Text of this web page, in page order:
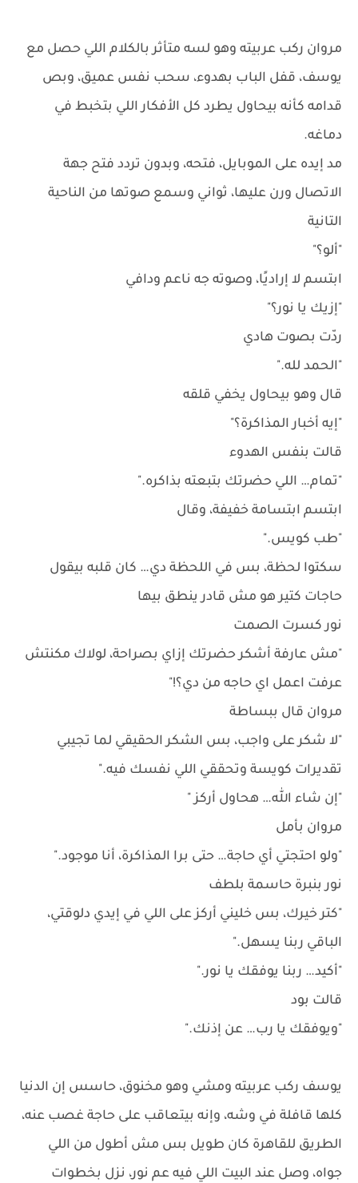
مروان ركب عربيته وهو لسه متأثر بالكلام اللي حصل مع
يوسف، قفل الباب بهدوء، سحب نفس عميق، وبص
قدامه كأنه بيحاول يطرد كل الأفكار اللي بتخبط في
دماغه.
مد إيده على الموبايل، فتحه، وبدون تردد فتح جهة
الاتصال ورن عليها، ثواني وسمع صوتها من الناحية
التانية
"ألو؟"
ابتسم لا إراديًا، وصوته جه ناعم ودافي
"إزيك يا نور؟"
ردّت بصوت هادي
"الحمد لله."
قال وهو بيحاول يخفي قلقه
"إيه أخبار المذاكرة؟"
قالت بنفس الهدوء
"تمام… اللي حضرتك بتبعته بذاكره."
ابتسم ابتسامة خفيفة، وقال
"طب كويس."
سكتوا لحظة، بس في اللحظة دي… كان قلبه بيقول
حاجات كتير هو مش قادر ينطق بيها
نور كسرت الصمت
"مش عارفة أشكر حضرتك إزاي بصراحة، لولاك مكنتش
عرفت اعمل اي حاجه من دي؟!"
مروان قال ببساطة
"لا شكر على واجب، بس الشكر الحقيقي لما تجيبي
تقديرات كويسة وتحققي اللي نفسك فيه."
"إن شاء الله… هحاول أركز "
مروان بأمل
"ولو احتجتي أي حاجة… حتى برا المذاكرة، أنا موجود."
نور بنبرة حاسمة بلطف
"كتر خيرك، بس خليني أركز على اللي في إيدي دلوقتي،
الباقي ربنا يسهل."
"أكيد… ربنا يوفقك يا نور."
قالت بود
"ويوفقك يا رب… عن إذنك."
يوسف ركب عربيته ومشي وهو مخنوق، حاسس إن الدنيا
كلها قافلة في وشه، وإنه بيتعاقب على حاجة غصب عنه،
الطريق للقاهرة كان طويل بس مش أطول من اللي
جواه، وصل عند البيت اللي فيه عم نور، نزل بخطوات